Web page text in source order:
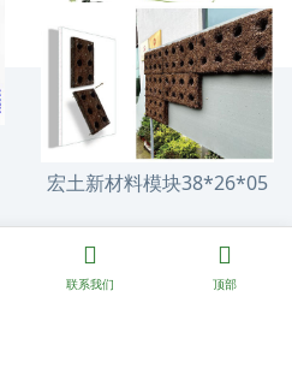
垂直绿化4018模块
垂直绿化3318花盆
宏土新材料模块38*26*05
联系我们 顶部